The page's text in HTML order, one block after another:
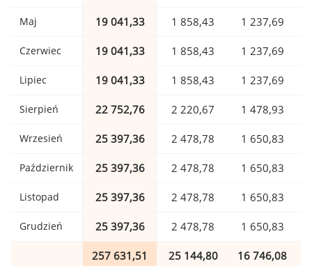
Maj 19 041,33 1 858,43 1 237,69
Czerwiec 19 041,33 1 858,43 1 237,69
Lipiec 19 041,33 1 858,43 1 237,69
Sierpień 22 752,76 2 220,67 1 478,93
Wrzesień 25 397,36 2 478,78 1 650,83
Październik 25 397,36 2 478,78 1 650,83
Listopad 25 397,36 2 478,78 1 650,83
Grudzień 25 397,36 2 478,78 1 650,83
257 631,51 25 144,80 16 746,08